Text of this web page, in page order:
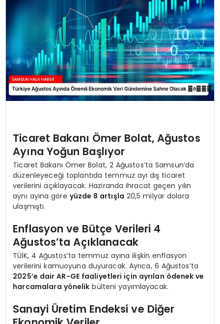
TEKNOLOJI
YAŞAM
Ticaret Bakanı Ömer Bolat, Ağustos
Ayına Yoğun Başlıyor
Ticaret Bakanı Ömer Bolat, 2 Ağustos’ta Samsun’da
düzenleyeceği toplantıda temmuz ayı dış ticaret
verilerini açıklayacak. Haziranda ihracat geçen yılın
aynı ayına göre yüzde 8 artışla 20,5 milyar dolara
ulaşmıştı.
Enflasyon ve Bütçe Verileri 4
Ağustos’ta Açıklanacak
TÜİK, 4 Ağustos’ta temmuz ayına ilişkin enflasyon
verilerini kamuoyuna duyuracak. Ayrıca, 6 Ağustos’ta
2025’e dair AR-GE faaliyetleri için ayrılan ödenek ve
harcamalara yönelik bülteni yayımlayacak.
Sanayi Üretim Endeksi ve Diğer